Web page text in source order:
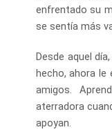
enfrentado su
se sentía más
Desde aquel
hecho, ahora le
amigos.
aterradora
apoyan.